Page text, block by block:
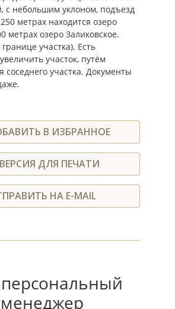
с небольшим уклоном, подъезд
метрах находится озеро
метрах озеро Заликовское.
участка). Есть
участок, путём
соседнего участка. Документы
В ИЗБРАННОЕ
ВЕРСИЯ ДЛЯ ПЕЧАТИ
НА E-MAIL
менеджер